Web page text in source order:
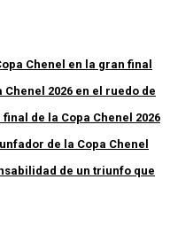
Chenel en la gran final
2026 en el ruedo de
de la Copa Chenel 2026
de la Copa Chenel
de un triunfo que